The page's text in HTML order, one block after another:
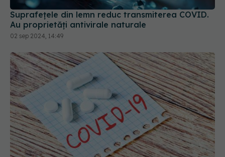
02 sep 2024, 14:49
Sipavibart, medicamentul care previne COVID de
la AstraZeneca, a primit o aprobare de la EMA